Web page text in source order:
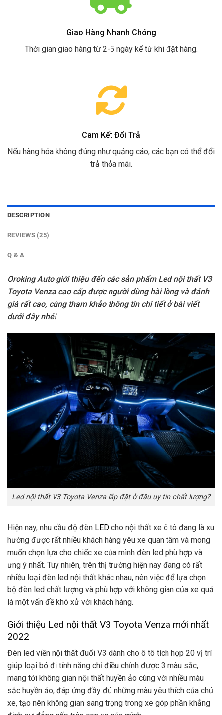
Giao Hàng Nhanh Chóng
Thời gian giao hàng từ 2-5 ngày kể từ khi đặt hàng.
Cam Kết Đổi Trả
Nếu hàng hóa không đúng như quảng cáo, các bạn có thể đổi
trả thỏa mái.
DESCRIPTION
REVIEWS (25)
Q & A
Oroking Auto giới thiệu đến các sản phẩm Led nội thất V3
Toyota Venza cao cấp được người dùng hài lòng và đánh
giá rất cao, cùng tham khảo thông tin chi tiết ở bài viết
dưới đây nhé!
Led nội thất V3 Toyota Venza lắp đặt ở đâu uy tín chất lượng?
Hiện nay, nhu cầu độ đèn LED cho nội thất xe ô tô đang là xu
hướng được rất nhiều khách hàng yêu xe quan tâm và mong
muốn chọn lựa cho chiếc xe của mình đèn led phù hợp và
ưng ý nhất. Tuy nhiên, trên thị trường hiện nay đang có rất
nhiều loại đèn led nội thất khác nhau, nên việc để lựa chọn
bộ đèn led chất lượng và phù hợp với không gian của xe quả
là một vấn đề khó xử với khách hàng.
Giới thiệu Led nội thất V3 Toyota Venza mới nhất
2022
Đèn led viền nội thất đuổi V3 dành cho ô tô tích hợp 20 vị trí
giúp loại bỏ đi tính năng chỉ điều chỉnh được 3 màu sắc,
mang tới không gian nội thất huyền ảo cùng với nhiều màu
sắc huyền ảo, đáp ứng đầy đủ những màu yêu thích của chủ
xe, tạo nên không gian sang trọng trong xe góp phần khẳng